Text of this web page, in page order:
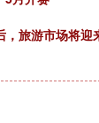
，旅游市场将迎